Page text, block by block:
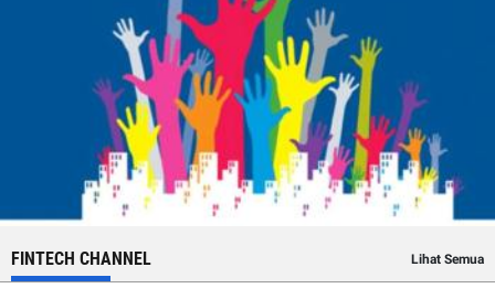
FINTECH CHANNEL Lihat Semua